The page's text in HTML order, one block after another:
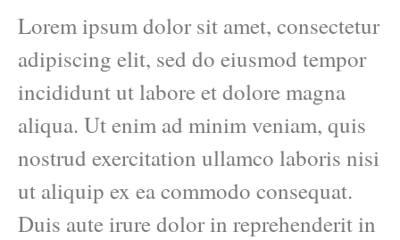
Lorem ipsum dolor sit amet, consectetur
adipiscing elit, sed do eiusmod tempor
incididunt ut labore et dolore magna
aliqua. Ut enim ad minim veniam, quis
nostrud exercitation ullamco laboris nisi
ut aliquip ex ea commodo consequat.
Duis aute irure dolor in reprehenderit in